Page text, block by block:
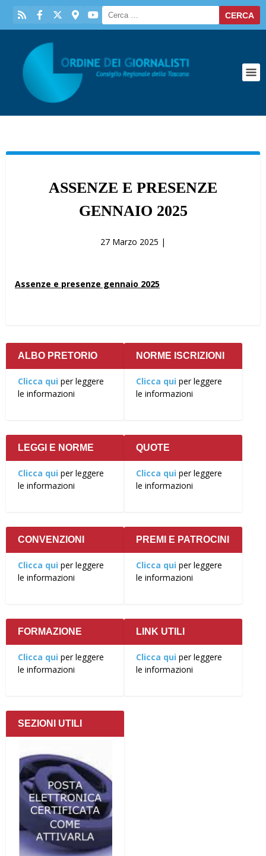
ASSENZE E PRESENZE
GENNAIO 2025
27 Marzo 2025 |
Assenze e presenze gennaio 2025
ALBO PRETORIO
Clicca qui per leggere
le informazioni
NORME ISCRIZIONI
Clicca qui per leggere
le informazioni
LEGGI E NORME
Clicca qui per leggere
le informazioni
QUOTE
Clicca qui per leggere
le informazioni
CONVENZIONI
Clicca qui per leggere
le informazioni
PREMI E PATROCINI
Clicca qui per leggere
le informazioni
FORMAZIONE
Clicca qui per leggere
le informazioni
LINK UTILI
Clicca qui per leggere
le informazioni
SEZIONI UTILI